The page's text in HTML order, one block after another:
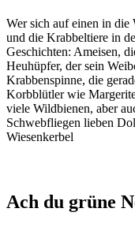
Wer sich auf einen in die
und die Krabbeltiere in
Geschichten: Ameisen,
Heuhüpfer, der sein
Krabbenspinne, die
Korbblütler wie
viele Wildbienen, aber
Schwebfliegen lieben
Wiesenkerbel
Ach du grüne